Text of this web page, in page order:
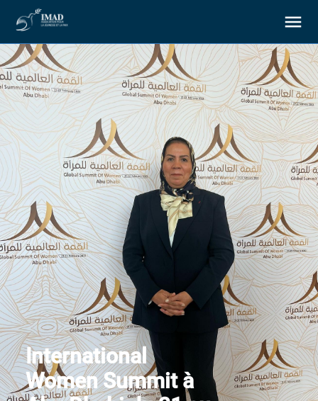
About us
Our goals
Our actions
Resources
Support us
Contact us
International
Women Summit à